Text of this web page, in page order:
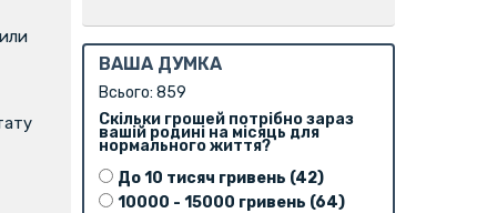
ВАША ДУМКА
Всього: 859
Скільки грошей потрібно зараз
вашій родині на місяць для
нормального життя?
До 10 тисяч гривень (42)
10000 - 15000 гривень (64)